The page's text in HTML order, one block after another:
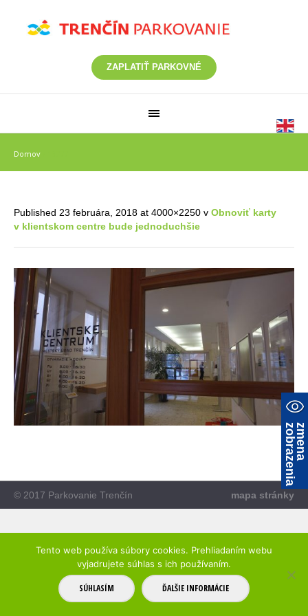
ZAPLATIŤ PARKOVNÉ
Domov
Published 23 februára, 2018 at 4000×2250 v Obnoviť karty
v klientskom centre bude jednoduchšie
mapa stránky
© 2017 Parkovanie Trenčín
z
m
e
n
a
z
o
b
r
a
z
e
n
i
a
Tento web používa súbory cookies. Prehliadaním webu
vyjadrujete súhlas s ich používaním.
SÚHLASÍM ĎALŠIE INFORMÁCIE